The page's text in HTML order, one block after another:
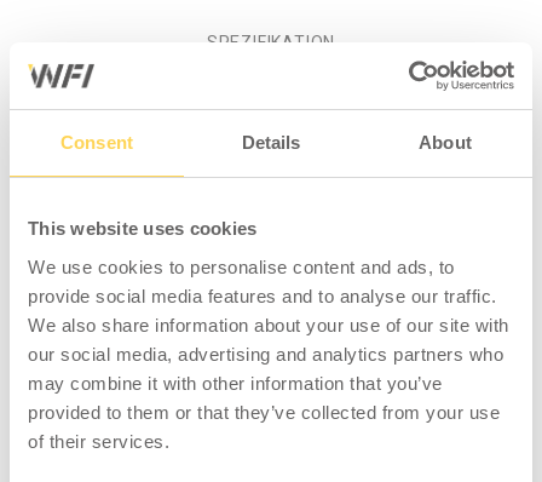
Consent Details About
This website uses cookies
We use cookies to personalise content and ads, to
provide social media features and to analyse our traffic.
We also share information about your use of our site with
our social media, advertising and analytics partners who
may combine it with other information that you’ve
provided to them or that they’ve collected from your use
of their services.
SPEZIFIKATION
MEDIEN
YELP 70x25 mm
Montagekit zur Befestigung von Lochsäulen
an Anbaurahmen von Arbeitstischen. Das
smarte Design des Kits erleichtert die
Positionierung an den Anbaurahmen und die
Montage der Lochsäulen.